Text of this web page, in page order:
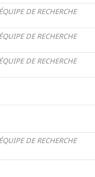
DE RECHERCHE
DE RECHERCHE
DE RECHERCHE
DE RECHERCHE